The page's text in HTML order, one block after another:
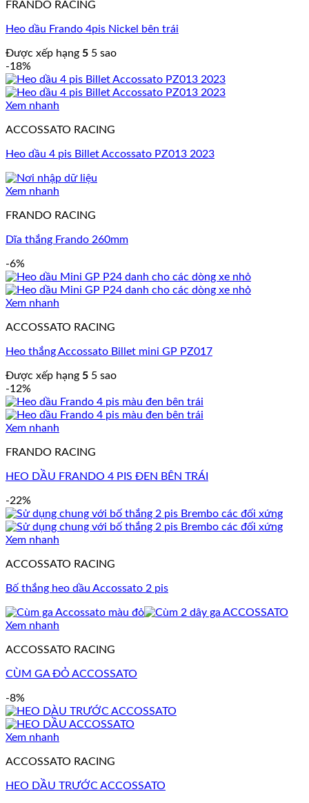
FRANDO RACING
Heo dầu Frando 4pis Nickel bên trái
Được xếp hạng 5 5 sao
-18%
Xem nhanh
ACCOSSATO RACING
Heo dầu 4 pis Billet Accossato PZ013 2023
Xem nhanh
FRANDO RACING
Dĩa thắng Frando 260mm
-6%
Xem nhanh
ACCOSSATO RACING
Heo thắng Accossato Billet mini GP PZ017
Được xếp hạng 5 5 sao
-12%
Xem nhanh
FRANDO RACING
HEO DẦU FRANDO 4 PIS ĐEN BÊN TRÁI
-22%
Xem nhanh
ACCOSSATO RACING
Bố thắng heo dầu Accossato 2 pis
Xem nhanh
ACCOSSATO RACING
CÙM GA ĐỎ ACCOSSATO
-8%
Xem nhanh
ACCOSSATO RACING
HEO DẦU TRƯỚC ACCOSSATO